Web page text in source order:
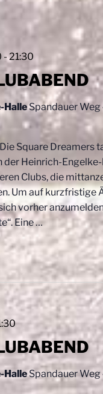
-21:30
HalleSpandauer
Square Dreamers
Heinrich-
Clubs, die
Um auf kurzfristige
vorher
Eine…
HalleSpandauer